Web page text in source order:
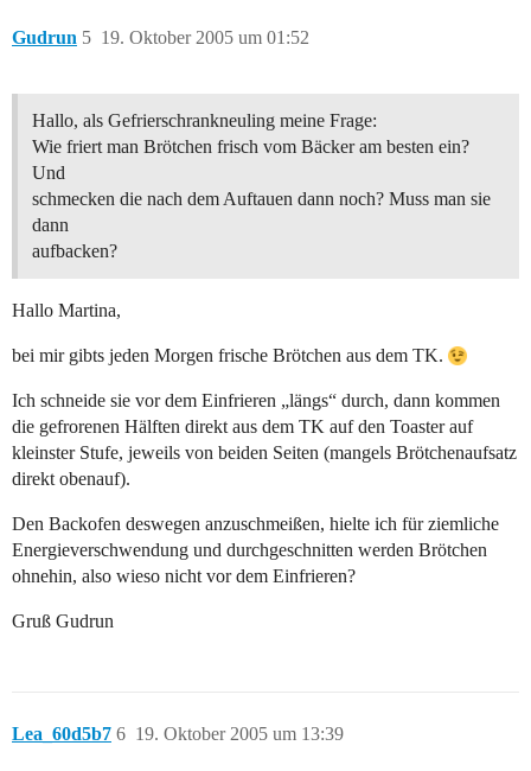
Gudrun 19. Oktober 2005 um 01:52
5
Hallo, als Gefrierschrankneuling meine Frage:
Wie friert man Brötchen frisch vom Bäcker am besten ein?
Und
schmecken die nach dem Auftauen dann noch? Muss man sie
dann
aufbacken?
Hallo Martina,
bei mir gibts jeden Morgen frische Brötchen aus dem TK.
Ich schneide sie vor dem Einfrieren „längs“ durch, dann kommen
die gefrorenen Hälften direkt aus dem TK auf den Toaster auf
kleinster Stufe, jeweils von beiden Seiten (mangels Brötchenaufsatz
direkt obenauf).
Den Backofen deswegen anzuschmeißen, hielte ich für ziemliche
Energieverschwendung und durchgeschnitten werden Brötchen
ohnehin, also wieso nicht vor dem Einfrieren?
Gruß Gudrun
Lea_60d5b7 19. Oktober 2005 um 13:39
6